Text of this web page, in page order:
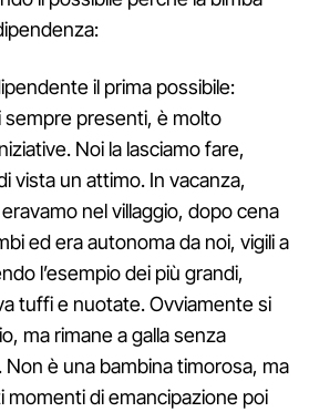
il prima possibile:
presenti, è molto
Noi la lasciamo fare,
vista un attimo. In vacanza,
nel villaggio, dopo cena
ed era autonoma da noi, vigili a
l’esempio dei più grandi,
tuffi e nuotate. Ovviamente si
ma rimane a galla senza
Non è una bambina timorosa, ma
momenti di emancipazione poi